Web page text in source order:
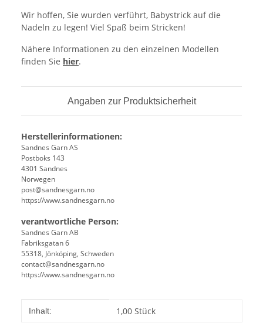
Wir hoffen, Sie wurden verführt, Babystrick auf die
Nadeln zu legen! Viel Spaß beim Stricken!
Nähere Informationen zu den einzelnen Modellen
finden Sie hier.
Angaben zur Produktsicherheit
Herstellerinformationen:
Sandnes Garn AS
Postboks 143
4301 Sandnes
Norwegen
post@sandnesgarn.no
https://www.sandnesgarn.no
verantwortliche Person:
Sandnes Garn AB
Fabriksgatan 6
55318, Jönköping, Schweden
contact@sandnesgarn.no
https://www.sandnesgarn.no
Produkteigenschaft
Wert
Inhalt: 1,00 Stück